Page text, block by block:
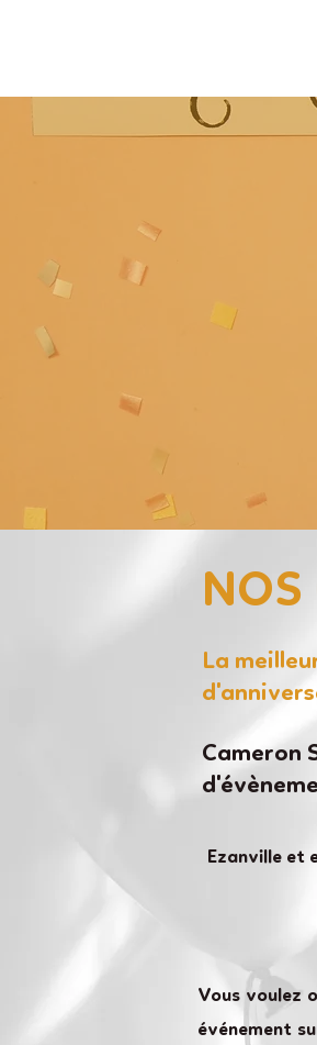
NOS
La
Cameron
Ezanville et
Vous voulez
événement